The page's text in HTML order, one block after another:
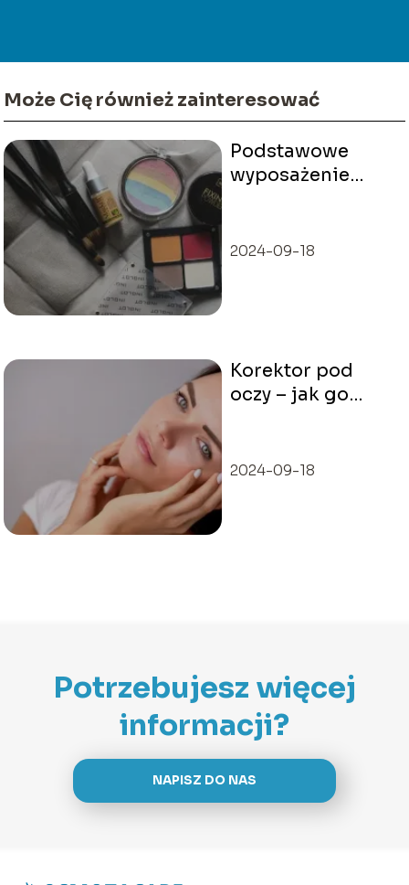
Może Cię również zainteresować
Podstawowe
wyposażenie
2024-09-18
Korektor pod
oczy – jak go
2024-09-18
Potrzebujesz więcej
informacji?
NAPISZ DO NAS